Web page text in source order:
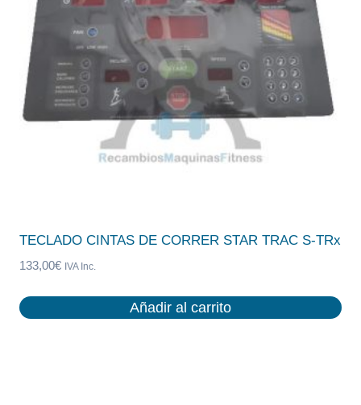
TECLADO CINTAS DE CORRER STAR TRAC S-TRx
133,00€ IVA Inc.
Añadir al carrito